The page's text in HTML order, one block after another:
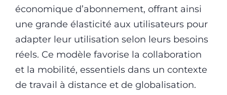
économique d’abonnement, offrant ainsi
une grande élasticité aux utilisateurs pour
adapter leur utilisation selon leurs besoins
réels. Ce modèle favorise la collaboration
et la mobilité, essentiels dans un contexte
de travail à distance et de globalisation.